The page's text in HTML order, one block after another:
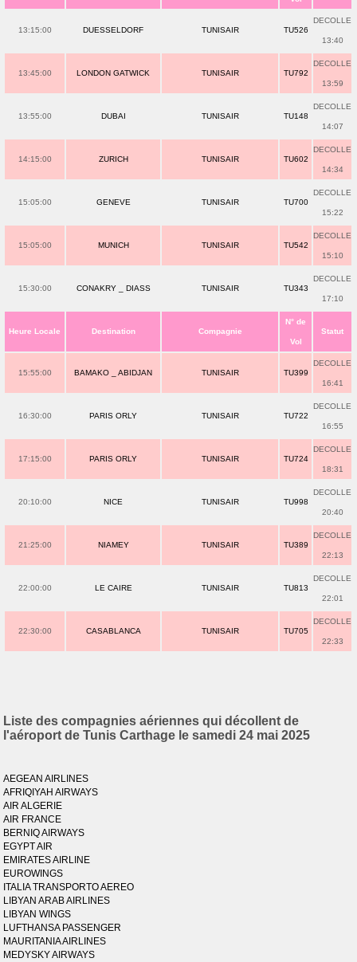
13:15:00 DUESSELDORF TUNISAIR TU526
DECOLLE
13:40
13:45:00 LONDON GATWICK TUNISAIR TU792
DECOLLE
13:59
13:55:00 DUBAI TUNISAIR TU148
DECOLLE
14:07
14:15:00 ZURICH TUNISAIR TU602
DECOLLE
14:34
15:05:00 GENEVE TUNISAIR TU700
DECOLLE
15:22
15:05:00 MUNICH TUNISAIR TU542
DECOLLE
15:10
15:30:00 CONAKRY _ DIASS TUNISAIR TU343
DECOLLE
17:10
Heure Locale Destination Compagnie
N° de
Vol
Statut
15:55:00 BAMAKO _ ABIDJAN TUNISAIR TU399
DECOLLE
16:41
16:30:00 PARIS ORLY TUNISAIR TU722
DECOLLE
16:55
17:15:00 PARIS ORLY TUNISAIR TU724
DECOLLE
18:31
20:10:00 NICE TUNISAIR TU998
DECOLLE
20:40
21:25:00 NIAMEY TUNISAIR TU389
DECOLLE
22:13
22:00:00 LE CAIRE TUNISAIR TU813
DECOLLE
22:01
22:30:00 CASABLANCA TUNISAIR TU705
DECOLLE
22:33
Liste des compagnies aériennes qui décollent de
l'aéroport de Tunis Carthage le samedi 24 mai 2025
AEGEAN AIRLINES
AFRIQIYAH AIRWAYS
AIR ALGERIE
AIR FRANCE
BERNIQ AIRWAYS
EGYPT AIR
EMIRATES AIRLINE
EUROWINGS
ITALIA TRANSPORTO AEREO
LIBYAN ARAB AIRLINES
LIBYAN WINGS
LUFTHANSA PASSENGER
MAURITANIA AIRLINES
MEDYSKY AIRWAYS